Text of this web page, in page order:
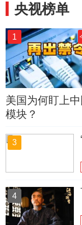
央视榜单
1
美国为何盯上
模块？
3
4